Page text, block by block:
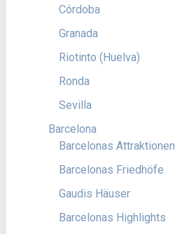
Córdoba
Granada
Riotinto (Huelva)
Ronda
Sevilla
Barcelona
Barcelonas Attraktionen
Barcelonas Friedhöfe
Gaudis Häuser
Barcelonas Highlights